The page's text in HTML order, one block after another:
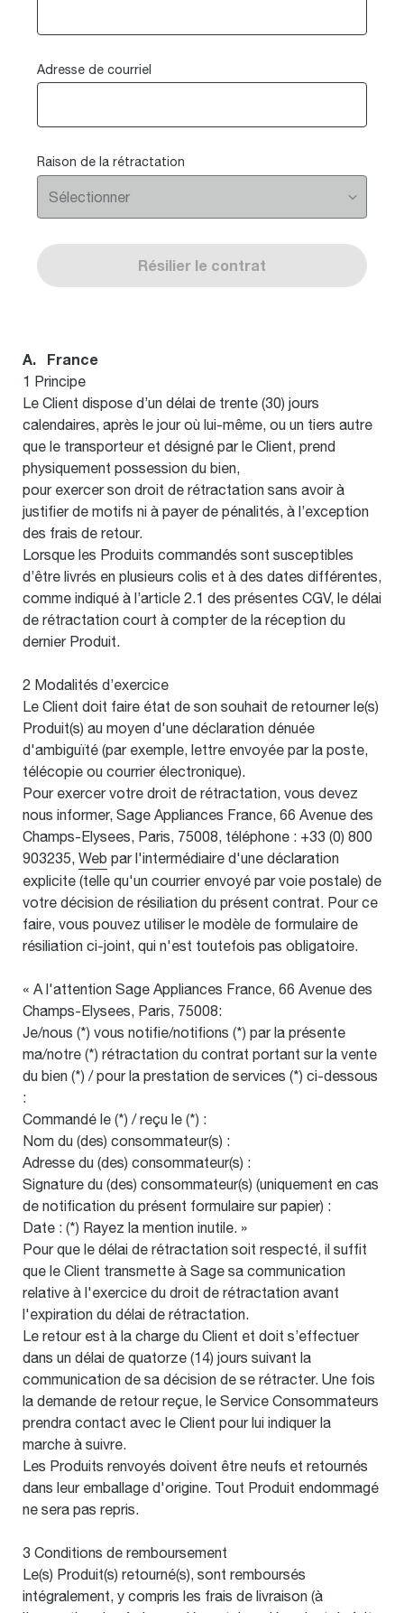
Adresse de courriel
Raison de la rétractation
Résilier le contrat
A. France
1 Principe
Le Client dispose d’un délai de trente (30) jours
calendaires, après le jour où lui-même, ou un tiers autre
que le transporteur et désigné par le Client, prend
physiquement possession du bien,
pour exercer son droit de rétractation sans avoir à
justifier de motifs ni à payer de pénalités, à l’exception
des frais de retour.
Lorsque les Produits commandés sont susceptibles
d’être livrés en plusieurs colis et à des dates différentes,
comme indiqué à l’article 2.1 des présentes CGV, le délai
de rétractation court à compter de la réception du
dernier Produit.
2 Modalités d’exercice
Le Client doit faire état de son souhait de retourner le(s)
Produit(s) au moyen d'une déclaration dénuée
d'ambiguïté (par exemple, lettre envoyée par la poste,
télécopie ou courrier électronique).
Pour exercer votre droit de rétractation, vous devez
nous informer, Sage Appliances France, 66 Avenue des
Champs-Elysees, Paris, 75008, téléphone : +33 (0) 800
903235, Web par l'intermédiaire d'une déclaration
explicite (telle qu'un courrier envoyé par voie postale) de
votre décision de résiliation du présent contrat. Pour ce
faire, vous pouvez utiliser le modèle de formulaire de
résiliation ci-joint, qui n'est toutefois pas obligatoire.
« A l'attention Sage Appliances France, 66 Avenue des
Champs-Elysees, Paris, 75008:
Je/nous (*) vous notifie/notifions (*) par la présente
ma/notre (*) rétractation du contrat portant sur la vente
du bien (*) / pour la prestation de services (*) ci-dessous
:
Commandé le (*) / reçu le (*) :
Nom du (des) consommateur(s) :
Adresse du (des) consommateur(s) :
Signature du (des) consommateur(s) (uniquement en cas
de notification du présent formulaire sur papier) :
Date : (*) Rayez la mention inutile. »
Pour que le délai de rétractation soit respecté, il suffit
que le Client transmette à Sage sa communication
relative à l'exercice du droit de rétractation avant
l'expiration du délai de rétractation.
Le retour est à la charge du Client et doit s’effectuer
dans un délai de quatorze (14) jours suivant la
communication de sa décision de se rétracter. Une fois
la demande de retour reçue, le Service Consommateurs
prendra contact avec le Client pour lui indiquer la
marche à suivre.
Les Produits renvoyés doivent être neufs et retournés
dans leur emballage d'origine. Tout Produit endommagé
ne sera pas repris.
3 Conditions de remboursement
Le(s) Produit(s) retourné(s), sont remboursés
intégralement, y compris les frais de livraison (à